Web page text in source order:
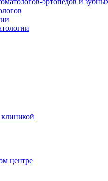
ортопедов и
клиникой
центре